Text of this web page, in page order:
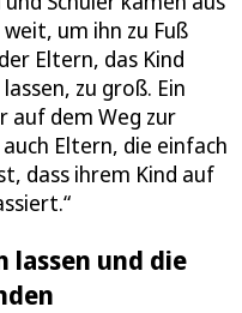
um ihn zu Fuß
Eltern, das Kind
zu groß. Ein
auf dem Weg zur
Eltern, die einfach
dass ihrem Kind auf
lassen und die